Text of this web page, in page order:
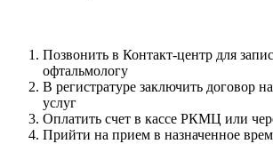
Позвонить в Контакт-центр для
офтальмологу
В регистратуре заключить договор
услуг
Оплатить счет в кассе РКМЦ или
Прийти на прием в назначенное